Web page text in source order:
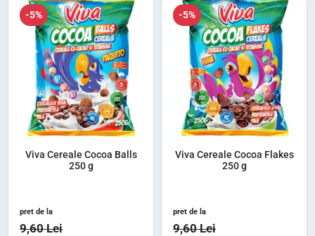
-5%
Viva Cereale Cocoa Balls
250 g
pret de la
9,60Lei
-5%
Viva Cereale Cocoa Flakes
250 g
pret de la
9,60Lei